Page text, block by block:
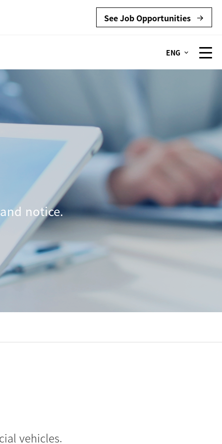
See Job Opportunities
ENG
notice.
vehicles.